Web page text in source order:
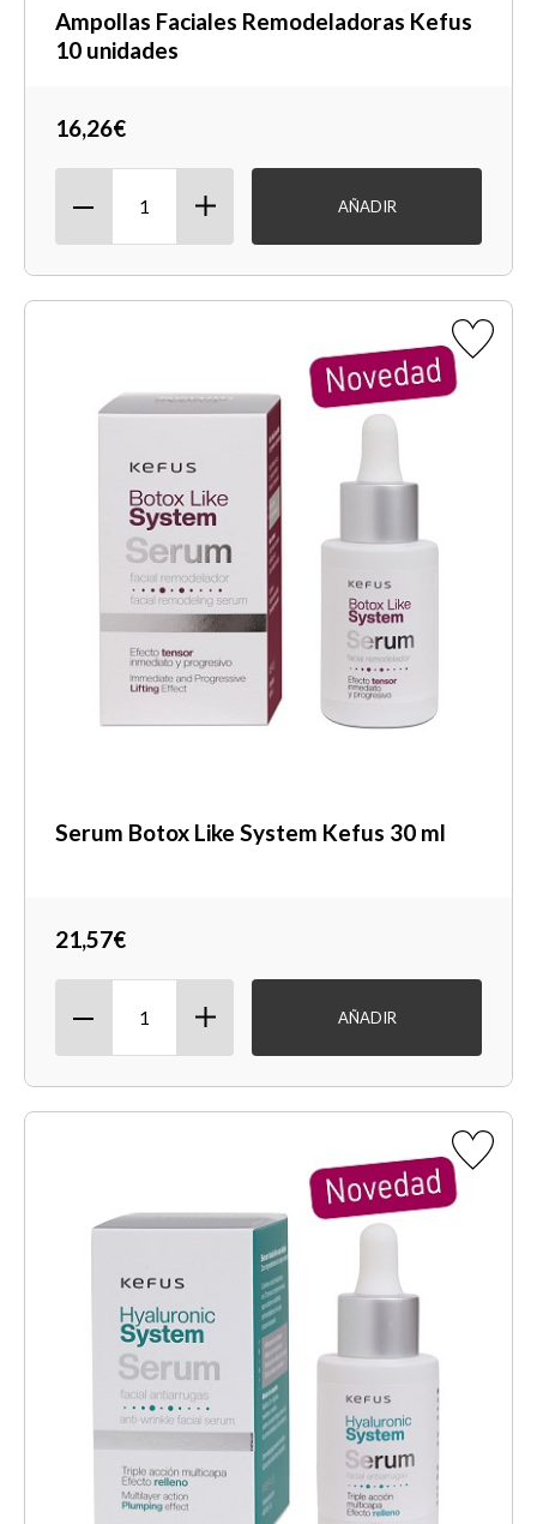
Ampollas Faciales Remodeladoras Kefus
10 unidades
16,26€
AÑADIR
Serum Botox Like System Kefus 30 ml
21,57€
AÑADIR